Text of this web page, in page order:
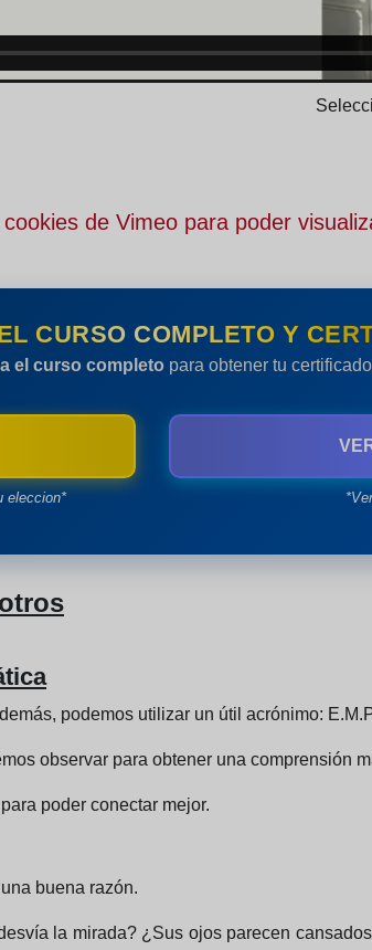
de Vimeo para poder
CURSO COMPLETO Y
el curso completopara obtener tu
eleccion*
podemos utilizar un útil acrónimo:
observar para obtener una comprensión
poder conectar mejor.
buena razón.
la mirada? ¿Sus ojos parecen